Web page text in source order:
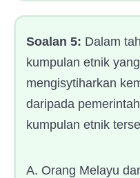
Soalan 5: Dalam
kumpulan etnik
mengisytiharkan
daripada
kumpulan etnik
A. Orang Melayu